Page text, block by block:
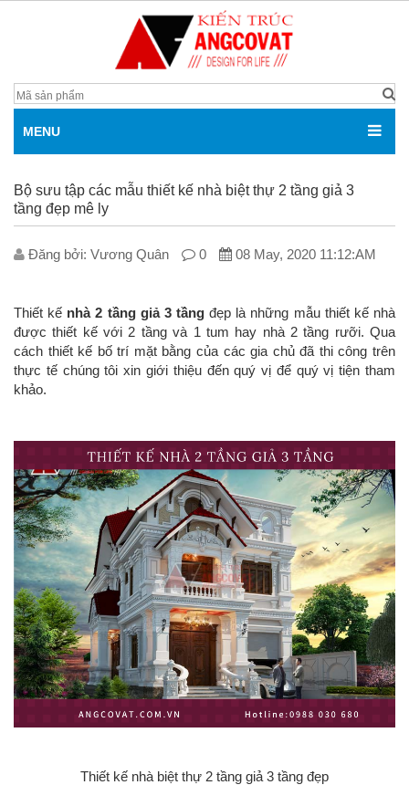
MENU
Bộ sưu tập các mẫu thiết kế nhà biệt thự 2 tầng giả 3
tầng đẹp mê ly
Đăng bởi: V­ương Quân 0 08 May, 2020 11:12:AM
Thiết kế nhà 2 tầng giả 3 tầng đẹp là những mẫu thiết kế nhà
được thiết kế với 2 tầng và 1 tum hay nhà 2 tầng rưỡi. Qua
cách thiết kế bố trí mặt bằng của các gia chủ đã thi công trên
thực tế chúng tôi xin giới thiệu đến quý vị để quý vị tiện tham
khảo.
Thiết kế nhà biệt thự 2 tầng giả 3 tầng đẹp